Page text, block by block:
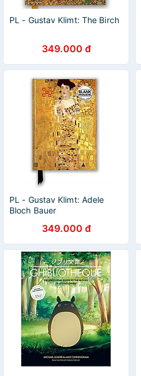
PL - Gustav Klimt: The Birch
349.000 đ
PL - Gustav Klimt: Adele
Bloch Bauer
349.000 đ